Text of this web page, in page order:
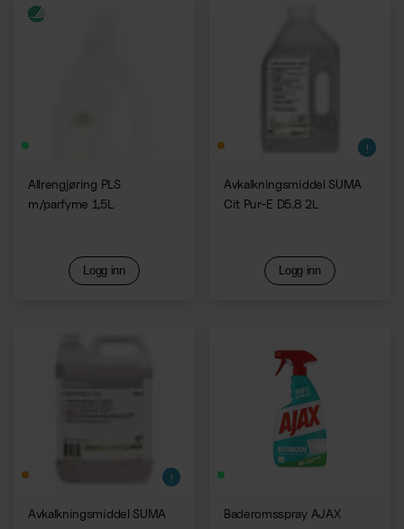
Allrengjøring PLS
m/parfyme 1,5L
Logg inn
Avkalkningsmiddel SUMA
Cit Pur-E D5.8 2L
Logg inn
Avkalkningsmiddel SUMA
Baderomsspray AJAX